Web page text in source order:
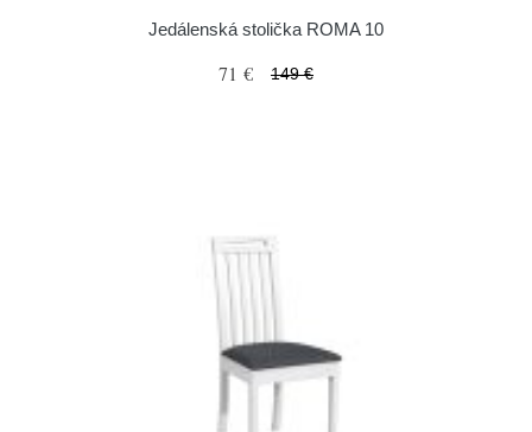
Jedálenská stolička ROMA 10
71 € 149 €